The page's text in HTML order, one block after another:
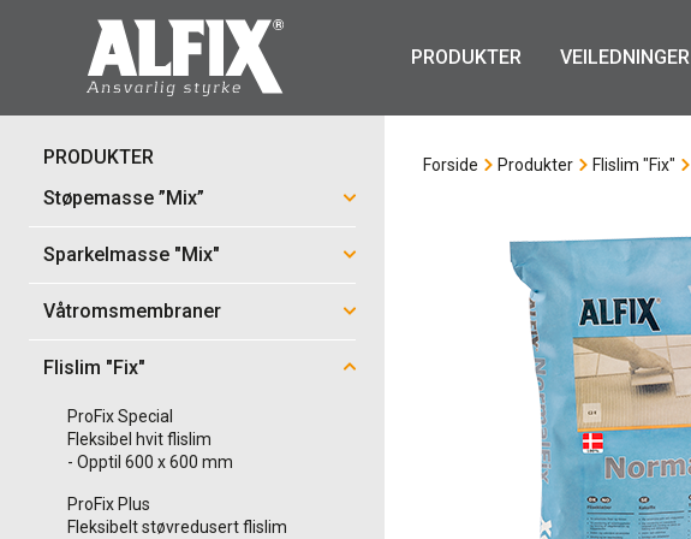
PRODUKTER VEILEDNINGER
PRODUKTER
Støpemasse ”Mix”
Sparkelmasse "Mix"
Våtromsmembraner
Flislim "Fix"
ProFix Special
Fleksibel hvit flislim
- Opptil 600 x 600 mm
ProFix Plus
Fleksibelt støvredusert flislim
Forside Produkter Flislim "Fix"